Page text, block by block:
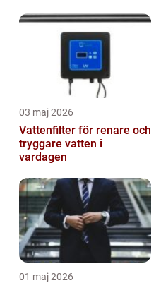
03 maj 2026
Vattenfilter för renare och
tryggare vatten i
vardagen
01 maj 2026